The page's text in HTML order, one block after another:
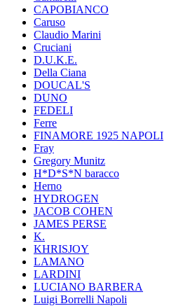
CAPOBIANCO
Caruso
Claudio Marini
Cruciani
D.U.K.E.
Della Ciana
DOUCAL'S
DUNO
FEDELI
Ferre
FINAMORE 1925 NAPOLI
Fray
Gregory Munitz
H*D*S*N baracco
Herno
HYDROGEN
JACOB COHEN
JAMES PERSE
K.
KHRISJOY
LAMANO
LARDINI
LUCIANO BARBERA
Luigi Borrelli Napoli